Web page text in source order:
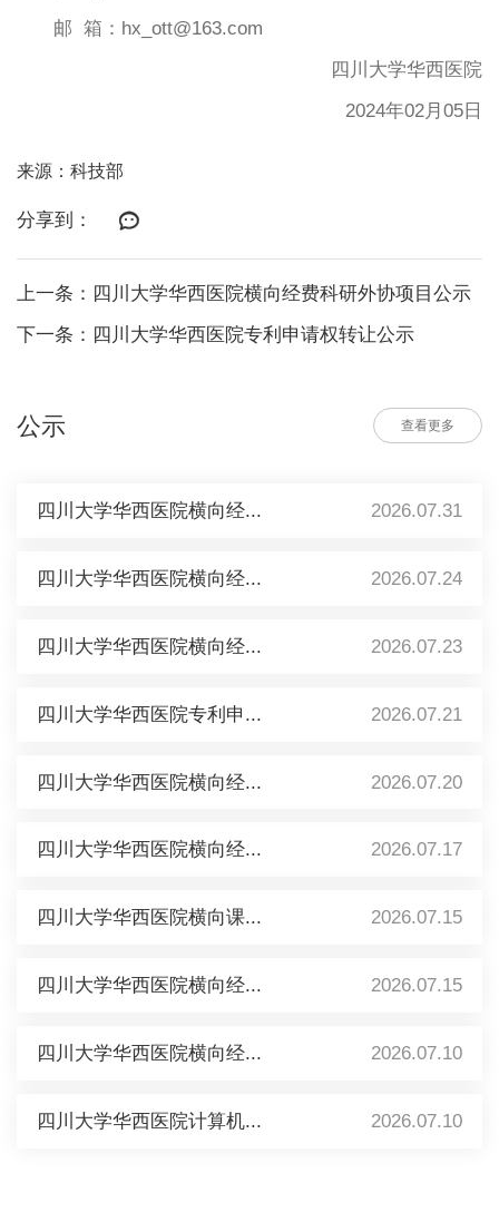
邮 箱：hx_ott@163.com
四川大学华西医院
2024年02月05日
来源：科技部
分享到：
上一条：四川大学华西医院横向经费科研外协项目公示
下一条：四川大学华西医院专利申请权转让公示
公示 查看更多
四川大学华西医院横向经... 2026.07.31
四川大学华西医院横向经... 2026.07.24
四川大学华西医院横向经... 2026.07.23
四川大学华西医院专利申... 2026.07.21
四川大学华西医院横向经... 2026.07.20
四川大学华西医院横向经... 2026.07.17
四川大学华西医院横向课... 2026.07.15
四川大学华西医院横向经... 2026.07.15
四川大学华西医院横向经... 2026.07.10
四川大学华西医院计算机... 2026.07.10